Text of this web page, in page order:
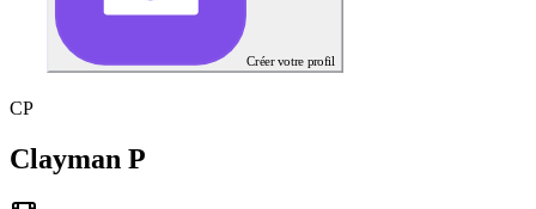
Créer votre profil
CP
Clayman P